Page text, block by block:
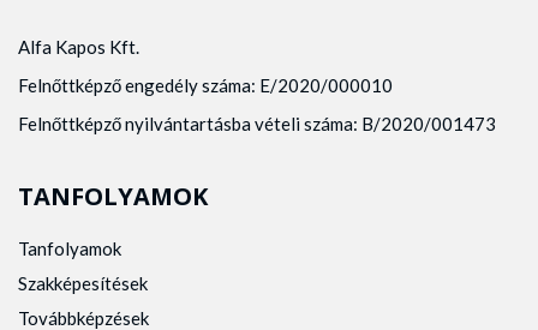
Alfa Kapos Kft.
Felnőttképző engedély száma: E/2020/000010
Felnőttképző nyilvántartásba vételi száma: B/2020/001473
TANFOLYAMOK
Tanfolyamok
Szakképesítések
Továbbképzések